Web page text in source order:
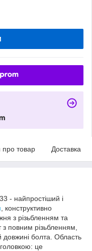
про товар Доставка
- найпростіший і
, конструктивно
з різьбленням та
повним різьбленням,
довжині болта. Область
це